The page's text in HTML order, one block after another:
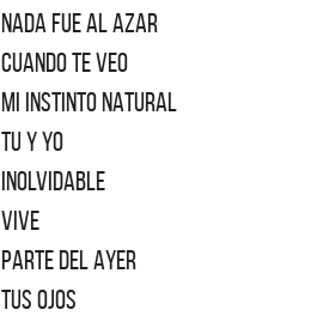
NADA FUE AL AZAR
CUANDO TE VEO
MI INSTINTO NATURAL
TU Y YO
INOLVIDABLE
VIVE
PARTE DEL AYER
TUS OJOS